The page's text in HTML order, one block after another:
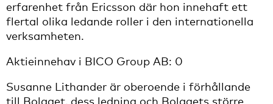
erfarenhet från Ericsson där hon innehaft ett
flertal olika ledande roller i den internationella
verksamheten.
Aktieinnehav i BICO Group AB: 0
Susanne Lithander är oberoende i förhållande
till Bolaget, dess ledning och Bolagets större